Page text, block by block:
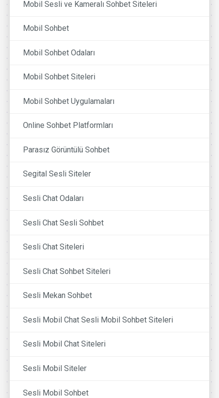
Mobil Sesli ve Kameralı Sohbet Siteleri
Mobil Sohbet
Mobil Sohbet Odaları
Mobil Sohbet Siteleri
Mobil Sohbet Uygulamaları
Online Sohbet Platformları
Parasız Görüntülü Sohbet
Segital Sesli Siteler
Sesli Chat Odaları
Sesli Chat Sesli Sohbet
Sesli Chat Siteleri
Sesli Chat Sohbet Siteleri
Sesli Mekan Sohbet
Sesli Mobil Chat Sesli Mobil Sohbet Siteleri
Sesli Mobil Chat Siteleri
Sesli Mobil Siteler
Sesli Mobil Sohbet